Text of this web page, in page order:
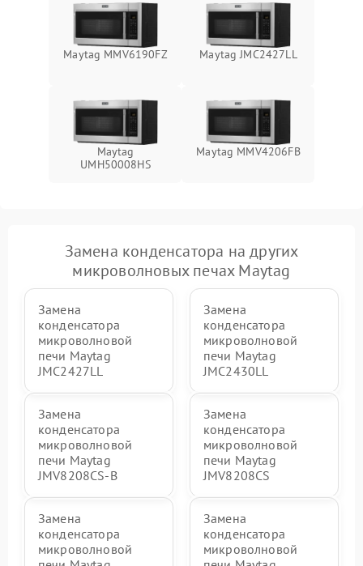
Maytag MMV6190FZ Maytag JMC2427LL
Maytag
UMH50008HS
Maytag MMV4206FB
Замена конденсатора на других
микроволновых печах Maytag
Замена
конденсатора
микроволновой
печи Maytag
JMC2427LL
Замена
конденсатора
микроволновой
печи Maytag
JMC2430LL
Замена
конденсатора
микроволновой
печи Maytag
JMV8208CS-B
Замена
конденсатора
микроволновой
печи Maytag
JMV8208CS
Замена
конденсатора
микроволновой
Замена
конденсатора
микроволновой